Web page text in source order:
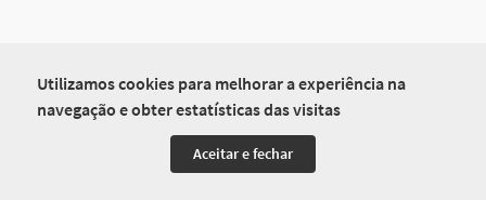
Utilizamos cookies para melhorar a experiência na
navegação e obter estatísticas das visitas
Aceitar e fechar